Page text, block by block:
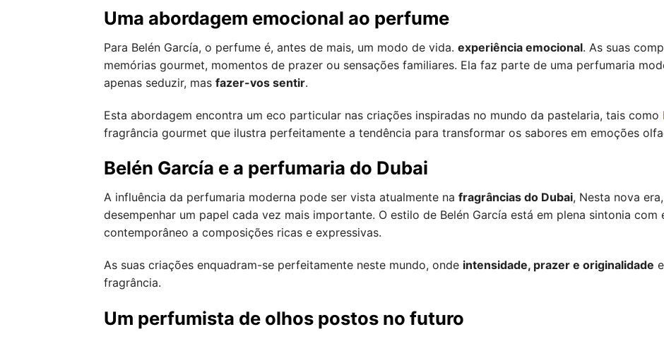
Uma abordagem emocional ao perfume
Para Belén García, o perfume é, antes de mais, um modo de vida. experiência emocional. As suas
memórias gourmet, momentos de prazer ou sensações familiares. Ela faz parte de uma perfumaria
apenas seduzir, mas fazer-vos sentir.
Esta abordagem encontra um eco particular nas criações inspiradas no mundo da pastelaria, tais como
fragrância gourmet que ilustra perfeitamente a tendência para transformar os sabores em emoções
Belén García e a perfumaria do Dubai
A influência da perfumaria moderna pode ser vista atualmente na fragrâncias do Dubai, Nesta nova
desempenhar um papel cada vez mais importante. O estilo de Belén García está em plena sintonia
contemporâneo a composições ricas e expressivas.
As suas criações enquadram-se perfeitamente neste mundo, onde intensidade, prazer e originalidade
fragrância.
Um perfumista de olhos postos no futuro